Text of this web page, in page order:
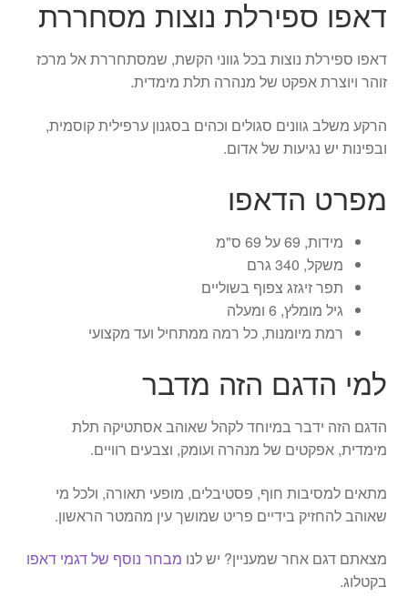
דאפו ספירלת נוצות מסחררת
דאפו ספירלת נוצות בכל גווני הקשת, שמסתחררת אל מרכז
זוהר ויוצרת אפקט של מנהרה תלת מימדית.
הרקע משלב גוונים סגולים וכהים בסגנון ערפילית קוסמית,
ובפינות יש נגיעות של אדום.
מפרט הדאפו
מידות, 69 על 69 ס"מ
משקל, 340 גרם
תפר זיגזג צפוף בשוליים
גיל מומלץ, 6 ומעלה
רמת מיומנות, כל רמה ממתחיל ועד מקצועי
למי הדגם הזה מדבר
הדגם הזה ידבר במיוחד לקהל שאוהב אסתטיקה תלת
מימדית, אפקטים של מנהרה ועומק, וצבעים רוויים.
מתאים למסיבות חוף, פסטיבלים, מופעי תאורה, ולכל מי
שאוהב להחזיק בידיים פריט שמושך עין מהמטר הראשון.
מצאתם דגם אחר שמעניין? יש לנו מבחר נוסף של דגמי דאפו
בקטלוג.